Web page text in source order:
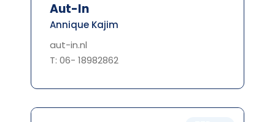
Aut-In
Annique Kajim
aut-in.nl
T: 06- 18982862